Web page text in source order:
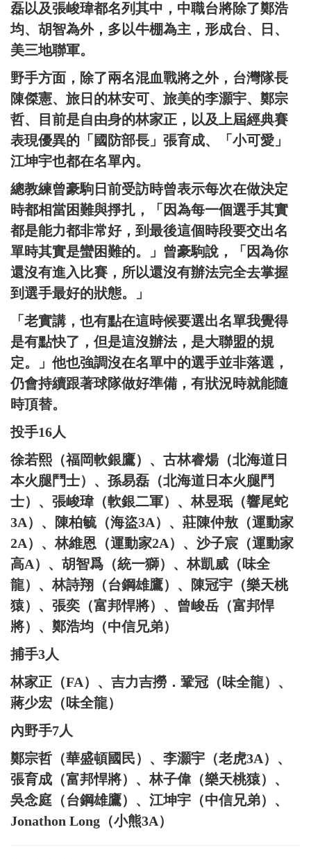
磊以及張峻瑋都名列其中，中職台將除了鄭浩
均、胡智為外，多以牛棚為主，形成台、日、
美三地聯軍。
野手方面，除了兩名混血戰將之外，台灣隊長
陳傑憲、旅日的林安可、旅美的李灝宇、鄭宗
哲、目前是自由身的林家正，以及上屆經典賽
表現優異的「國防部長」張育成、「小可愛」
江坤宇也都在名單內。
總教練曾豪駒日前受訪時曾表示每次在做決定
時都相當困難與掙扎，「因為每一個選手其實
都是能力都非常好，到最後這個時段要交出名
單時其實是蠻困難的。」曾豪駒說，「因為你
還沒有進入比賽，所以還沒有辦法完全去掌握
到選手最好的狀態。」
「老實講，也有點在這時候要選出名單我覺得
是有點快了，但是這沒辦法，是大聯盟的規
定。」他也強調沒在名單中的選手並非落選，
仍會持續跟著球隊做好準備，有狀況時就能隨
時頂替。
投手16人
徐若熙（福岡軟銀鷹）、古林睿煬（北海道日
本火腿鬥士）、孫易磊（北海道日本火腿鬥
士）、張峻瑋（軟銀二軍）、林昱珉（響尾蛇
3A）、陳柏毓（海盜3A）、莊陳仲敖（運動家
2A）、林維恩（運動家2A）、沙子宸（運動家
高A）、胡智爲（統一獅）、林凱威（味全
龍）、林詩翔（台鋼雄鷹）、陳冠宇（樂天桃
猿）、張奕（富邦悍將）、曾峻岳（富邦悍
將）、鄭浩均（中信兄弟）
捕手3人
林家正（FA）、吉力吉撈．鞏冠（味全龍）、
蔣少宏（味全龍）
內野手7人
鄭宗哲（華盛頓國民）、李灝宇（老虎3A）、
張育成（富邦悍將）、林子偉（樂天桃猿）、
吳念庭（台鋼雄鷹）、江坤宇（中信兄弟）、
Jonathon Long（小熊3A）